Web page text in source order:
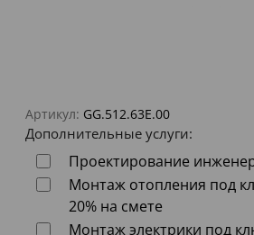
Артикул: GG.512.63E.00
Дополнительные услуги:
Проектирование
Монтаж отопления под
20% на смете
Монтаж электрики под